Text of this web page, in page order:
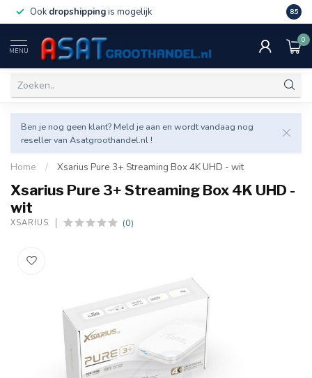
Ook dropshippingis mogelijk Veel
8.5
MENU
0
Ben je nog geen klant? Meld je aan en wordt vandaag nog
reseller van Asatgroothandel.nl !
Home / Xsarius Pure 3+ Streaming Box 4K UHD - wit
Xsarius Pure 3+ Streaming Box 4K UHD -
wit
XSARIUS (0)